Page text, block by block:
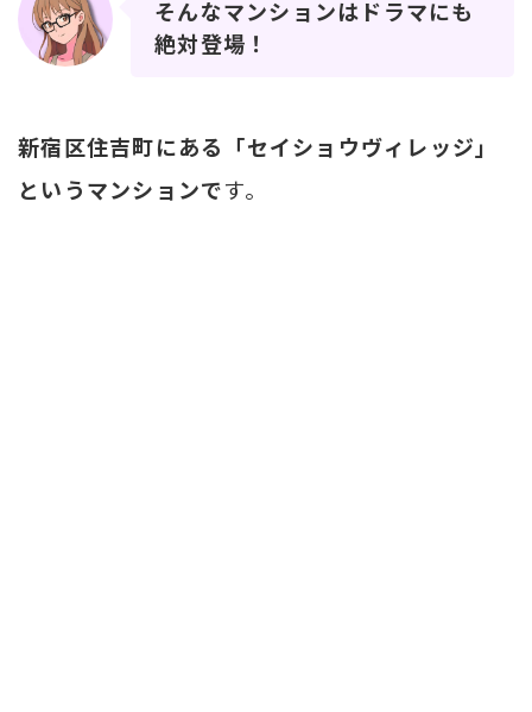
そんなマンションはドラマにも
絶対登場！
新宿区住吉町にある「セイショウヴィレッジ」
というマンションです。